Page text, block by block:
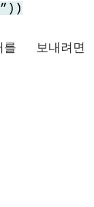
보내려면